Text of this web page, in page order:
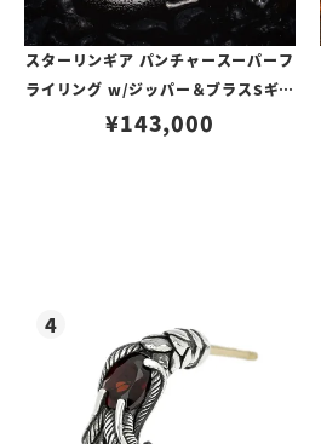
スターリンギア パンチャースーパーフ
ライリング w/ジッパー＆ブラスSギア
ロゴ/テクスチャー
¥143,000